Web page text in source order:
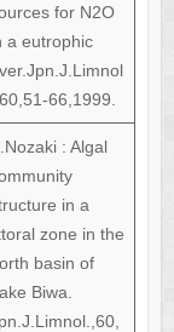
for N2O
a eutrophic
66,1999.
: Algal
in a
zone in the
basin of
Biwa.